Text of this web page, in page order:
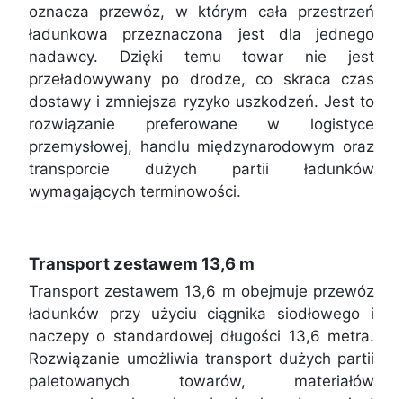
oznacza przewóz, w którym cała przestrzeń
ładunkowa przeznaczona jest dla jednego
nadawcy. Dzięki temu towar nie jest
przeładowywany po drodze, co skraca czas
dostawy i zmniejsza ryzyko uszkodzeń. Jest to
rozwiązanie preferowane w logistyce
przemysłowej, handlu międzynarodowym oraz
transporcie dużych partii ładunków
wymagających terminowości.
Transport zestawem 13,6 m
Transport zestawem 13,6 m obejmuje przewóz
ładunków przy użyciu ciągnika siodłowego i
naczepy o standardowej długości 13,6 metra.
Rozwiązanie umożliwia transport dużych partii
paletowanych towarów, materiałów